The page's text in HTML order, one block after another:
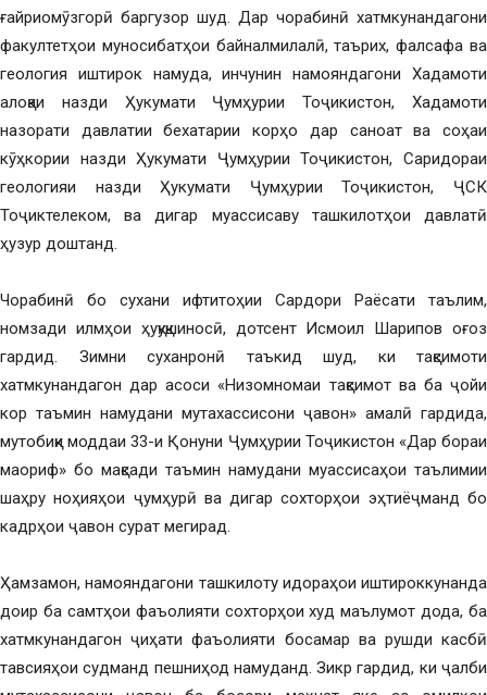
ғайриомӯзгорӣ баргузор шуд. Дар чорабинӣ хатмкунандагони
факултетҳои муносибатҳои байналмилалӣ, таърих, фалсафа ва
геология иштирок намуда, инчунин намояндагони Хадамоти
алоқаи назди Ҳукумати Ҷумҳурии Тоҷикистон, Хадамоти
назорати давлатии бехатарии корҳо дар саноат ва соҳаи
кӯҳкории назди Ҳукумати Ҷумҳурии Тоҷикистон, Саридораи
геологияи назди Ҳукумати Ҷумҳурии Тоҷикистон, ҶСК
Тоҷиктелеком, ва дигар муассисаву ташкилотҳои давлатӣ
ҳузур доштанд.
Чорабинӣ бо сухани ифтитоҳии Сардори Раёсати таълим,
номзади илмҳои ҳуқуқшиносӣ, дотсент Исмоил Шарипов оғоз
гардид. Зимни суханронӣ таъкид шуд, ки тақсимоти
хатмкунандагон дар асоси «Низомномаи тақсимот ва ба ҷойи
кор таъмин намудани мутахассисони ҷавон» амалӣ гардида,
мутобиқи моддаи 33-и Қонуни Ҷумҳурии Тоҷикистон «Дар бораи
маориф» бо мақсади таъмин намудани муассисаҳои таълимии
шаҳру ноҳияҳои ҷумҳурӣ ва дигар сохторҳои эҳтиёҷманд бо
кадрҳои ҷавон сурат мегирад.
Ҳамзамон, намояндагони ташкилоту идораҳои иштироккунанда
доир ба самтҳои фаъолияти сохторҳои худ маълумот дода, ба
хатмкунандагон ҷиҳати фаъолияти босамар ва рушди касбӣ
тавсияҳои судманд пешниҳод намуданд. Зикр гардид, ки ҷалби